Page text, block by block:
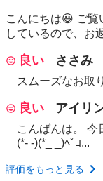
こんにちは😃 ご
しているので、お
良い ささみ
スムーズなお取
良い アイリ
こんばんは。 今
(*- -)(*_ _)ﾍﾟｺ...
評価をもっと見る